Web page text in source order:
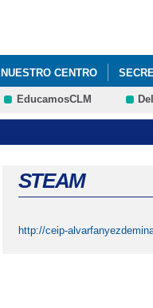
NUESTRO CENTRO
EducamosCLM
STEAM
http://ceip-